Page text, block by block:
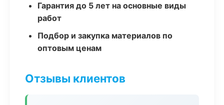
Гарантия до 5 лет на основные виды
работ
Подбор и закупка материалов по
оптовым ценам
Отзывы клиентов